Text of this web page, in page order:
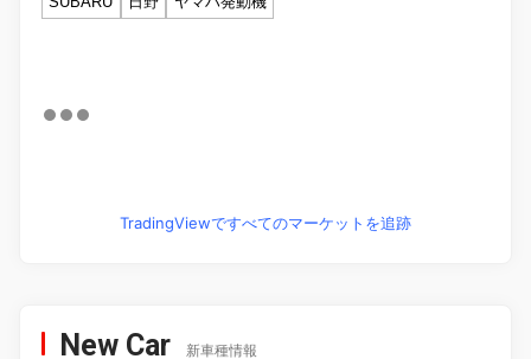
TradingViewですべてのマーケットを追跡
New Car 新車種情報